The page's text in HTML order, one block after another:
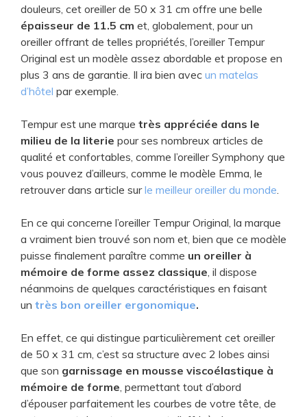
douleurs, cet oreiller de 50 x 31 cm offre une belle
épaisseur de 11.5 cm et, globalement, pour un
oreiller offrant de telles propriétés, l’oreiller Tempur
Original est un modèle assez abordable et propose en
plus 3 ans de garantie. Il ira bien avec un matelas
d’hôtel par exemple.
Tempur est une marque très appréciée dans le
milieu de la literie pour ses nombreux articles de
qualité et confortables, comme l’oreiller Symphony que
vous pouvez d’ailleurs, comme le modèle Emma, le
retrouver dans article surle meilleur oreiller du monde.
En ce qui concerne l’oreiller Tempur Original, la marque
a vraiment bien trouvé son nom et, bien que ce modèle
puisse finalement paraître comme un oreiller à
mémoire de forme assez classique, il dispose
néanmoins de quelques caractéristiques en faisant
un très bon oreiller ergonomique.
En effet, ce qui distingue particulièrement cet oreiller
de 50 x 31 cm, c’est sa structure avec 2 lobes ainsi
que son garnissage en mousse viscoélastique à
mémoire de forme, permettant tout d’abord
d’épouser parfaitement les courbes de votre tête, de